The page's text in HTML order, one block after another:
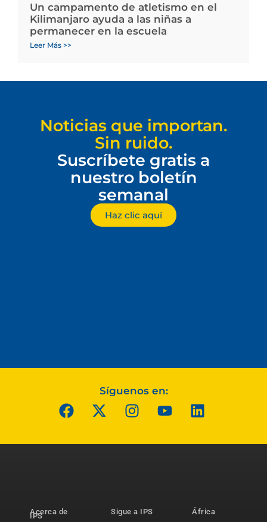
Un campamento de atletismo en el
Kilimanjaro ayuda a las niñas a
permanecer en la escuela
Leer Más >>
Noticias que importan.
Sin ruido.
Suscríbete gratis a
nuestro boletín
semanal
Haz clic aquí
Síguenos en:
Acerca de
IPS
Sigue a IPS
África